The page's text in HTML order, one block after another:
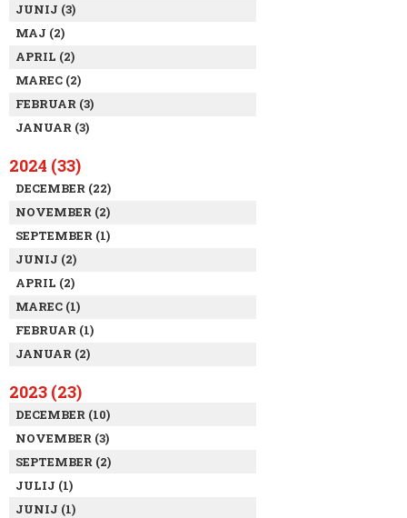
JUNIJ (3)
MAJ (2)
APRIL (2)
MAREC (2)
FEBRUAR (3)
JANUAR (3)
2024 (33)
DECEMBER (22)
NOVEMBER (2)
SEPTEMBER (1)
JUNIJ (2)
APRIL (2)
MAREC (1)
FEBRUAR (1)
JANUAR (2)
2023 (23)
DECEMBER (10)
NOVEMBER (3)
SEPTEMBER (2)
JULIJ (1)
JUNIJ (1)